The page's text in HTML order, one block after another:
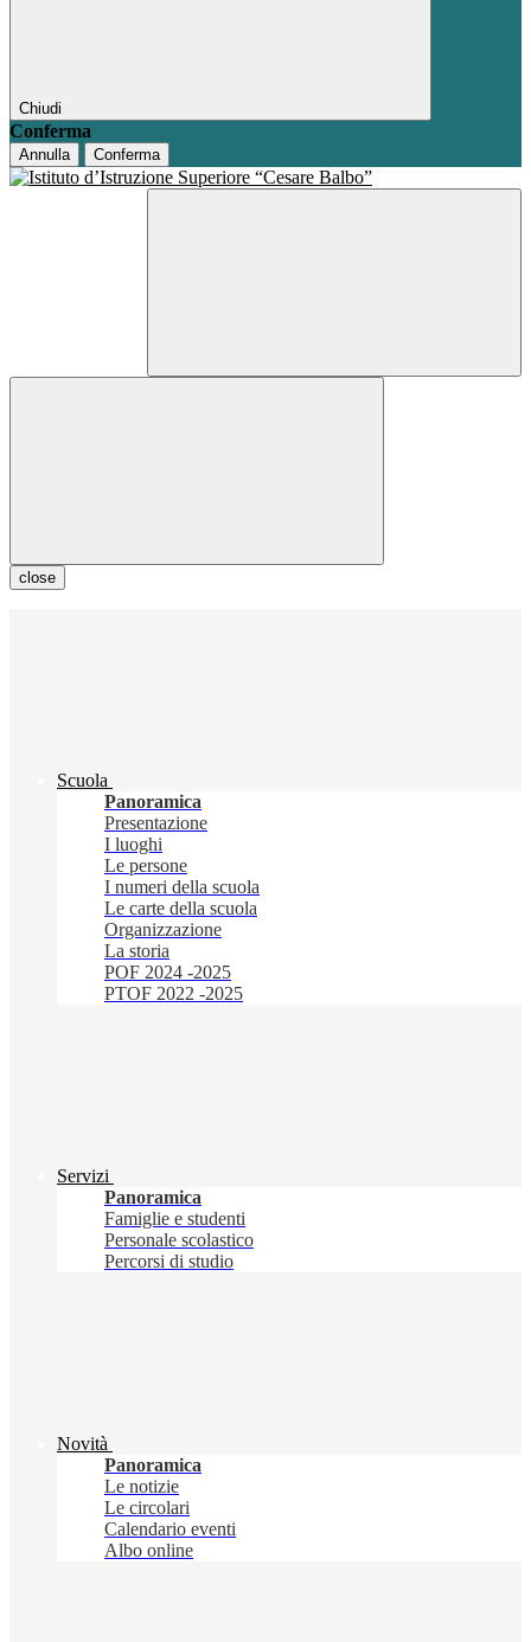
Chiudi
Conferma
Annulla Conferma
close
Scuola
Panoramica
Presentazione
I luoghi
Le persone
I numeri della scuola
Le carte della scuola
Organizzazione
La storia
POF 2024 -2025
PTOF 2022 -2025
Servizi
Panoramica
Famiglie e studenti
Personale scolastico
Percorsi di studio
Novità
Panoramica
Le notizie
Le circolari
Calendario eventi
Albo online